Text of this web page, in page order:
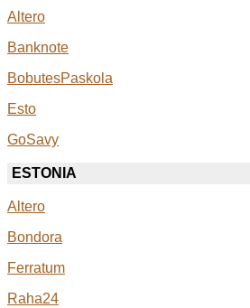
Altero
Banknote
BobutesPaskola
Esto
GoSavy
ESTONIA
Altero
Bondora
Ferratum
Raha24